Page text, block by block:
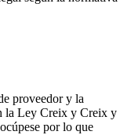
proveedor y la
la Ley Creix y Creix y
por lo que